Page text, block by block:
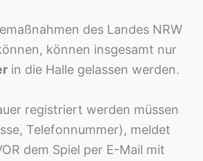
des Landes NRW
können insgesamt nur
in die Halle gelassen werden.
registriert werden müssen
Telefonnummer), meldet
dem Spiel per E-Mail mit